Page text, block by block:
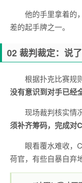
他的手里拿着的
差的起手牌之一。
02 裁判裁定：说
根据扑克比赛规则
没有意识到对手已经
现场裁判核实情
须补齐筹码，完成对
眼看覆水难收，
荷官，有些自暴自弃